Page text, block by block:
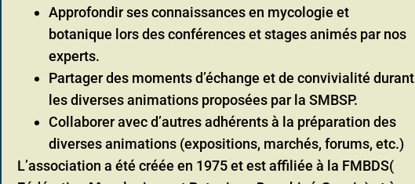
Approfondir ses connaissances en mycologie et
botanique lors des conférences et stages animés par nos
experts.
Partager des moments d’échange et de convivialité durant
les diverses animations proposées par la SMBSP.
Collaborer avec d’autres adhérents à la préparation des
diverses animations (expositions, marchés, forums, etc.)
L’association a été créée en 1975 et est affiliée à la FMBDS(